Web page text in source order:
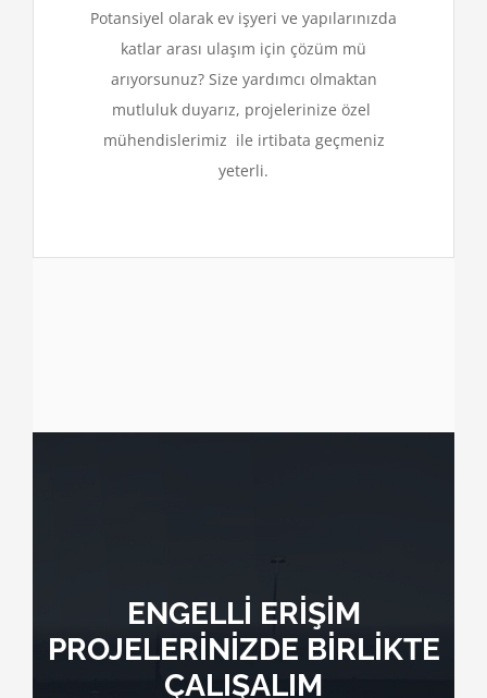
Potansiyel olarak ev işyeri ve yapılarınızda
katlar arası ulaşım için çözüm mü
arıyorsunuz? Size yardımcı olmaktan
mutluluk duyarız, projelerinize özel
mühendislerimiz ile irtibata geçmeniz
yeterli.
ENGELLİ ERİŞİM
PROJELERİNİZDE BİRLİKTE
ÇALIŞALIM